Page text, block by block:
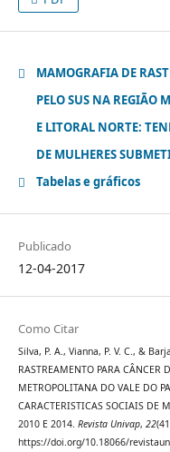
MAMOGRAFIA DE
PELO SUS NA REGIÃO
E LITORAL NORTE:
DE MULHERES
Tabelas e gráficos
Publicado
12-04-2017
Como Citar
Silva, P. A., Vianna, P. V. C., &
RASTREAMENTO PARA CÂNCER
METROPOLITANA DO VALE DO
CARACTERISTICAS SOCIAIS DE
2010 E 2014. Revista Univap, 22
https://doi.org/10.18066/